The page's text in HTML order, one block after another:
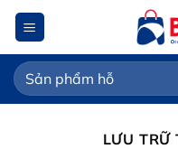
Chuyển
đến
nội
dung
Tìm
kiếm:
LƯU TRỮ